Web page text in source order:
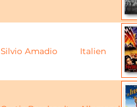
Silvio Amadio Italien